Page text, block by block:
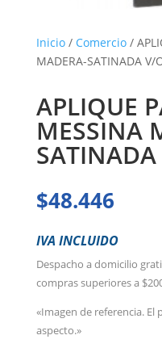
Inicio/ Comercio/
MADERA-SATINADA V/
APLIQUE
MESSINA
$48.446
IVA INCLUIDO
Despacho a domicilio
compras superiores a
«Imagen de referencia.
aspecto.»